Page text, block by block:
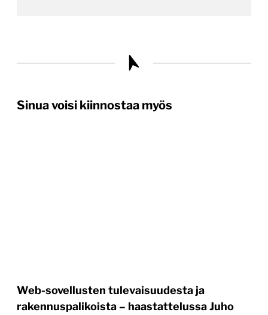
Sinua voisi kiinnostaa myös
Web-sovellusten tulevaisuudesta ja
rakennuspalikoista – haastattelussa Juho